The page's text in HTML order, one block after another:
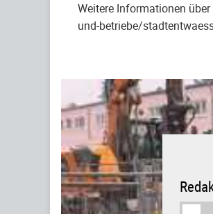
Weitere Informationen
und-betriebe/